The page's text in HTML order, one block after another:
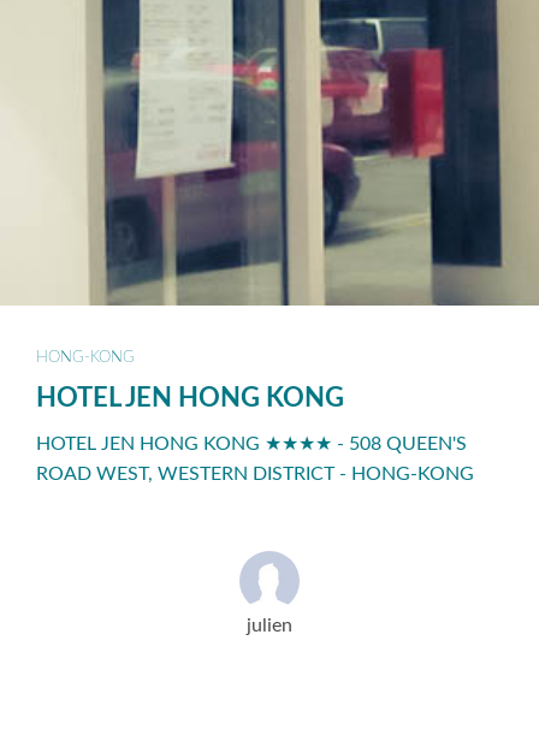
HONG-KONG
HOTEL JEN HONG KONG
HOTEL JEN HONG KONG ★★★★ - 508 QUEEN'S
ROAD WEST, WESTERN DISTRICT - HONG-KONG
julien